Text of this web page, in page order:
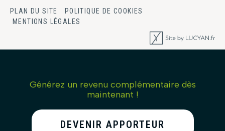
PLAN DU SITE
POLITIQUE DE COOKIES
MENTIONS LÉGALES
Générez un revenu complémentaire dès
maintenant !
DEVENIR APPORTEUR